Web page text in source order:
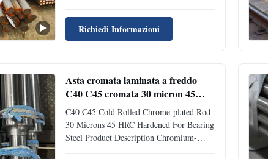
product made from iron-carbon alloys with
controlled carbon content and alloying
elements. It is one of the most widely used
Richiedi Informazioni
Asta cromata laminata a freddo
C40 C45 cromata 30 micron 45
HRC temprata per acciaio per
cuscinetti
C40 C45 Cold Rolled Chrome-plated Rod
30 Microns 45 HRC Hardened For Bearing
Steel Product Description Chromium-